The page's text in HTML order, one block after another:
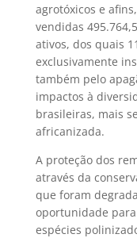
agrotóxicos e
vendidas
ativos, dos quais
exclusivamente
também pelo
impactos à
brasileiras, mais
africanizada.
A proteção dos
através da
que foram
oportunidade
espécies